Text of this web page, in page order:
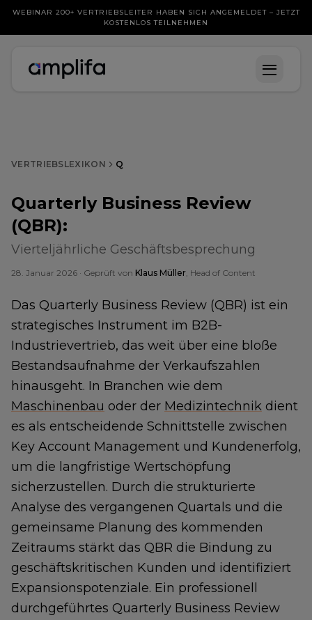
WEBINAR 200+ VERTRIEBSLEITER HABEN SICH ANGEMELDET – JETZT
KOSTENLOS TEILNEHMEN
VERTRIEBSLEXIKON Q
Quarterly Business Review
(QBR):
Vierteljährliche Geschäftsbesprechung
28. Januar 2026 · Geprüft von Klaus Müller, Head of Content
Das Quarterly Business Review (QBR) ist ein
strategisches Instrument im B2B-
Industrievertrieb, das weit über eine bloße
Bestandsaufnahme der Verkaufszahlen
hinausgeht. In Branchen wie dem
Maschinenbau oder der Medizintechnik dient
es als entscheidende Schnittstelle zwischen
Key Account Management und Kundenerfolg,
um die langfristige Wertschöpfung
sicherzustellen. Durch die strukturierte
Analyse des vergangenen Quartals und die
gemeinsame Planung des kommenden
Zeitraums stärkt das QBR die Bindung zu
geschäftskritischen Kunden und identifiziert
Expansionspotenziale. Ein professionell
durchgeführtes Quarterly Business Review